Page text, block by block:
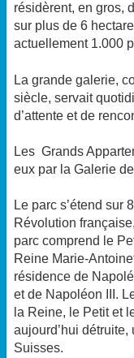
résidèrent, en gros,
sur plus de 6
actuellement 1.000
La grande galerie,
siècle, servait
d’attente et de
Les Grands
eux par la Galerie
Le parc s’étend sur
Révolution
parc comprend le
Reine Marie-
résidence de
et de Napoléon III.
la Reine, le Petit et
aujourd’hui
Suisses.